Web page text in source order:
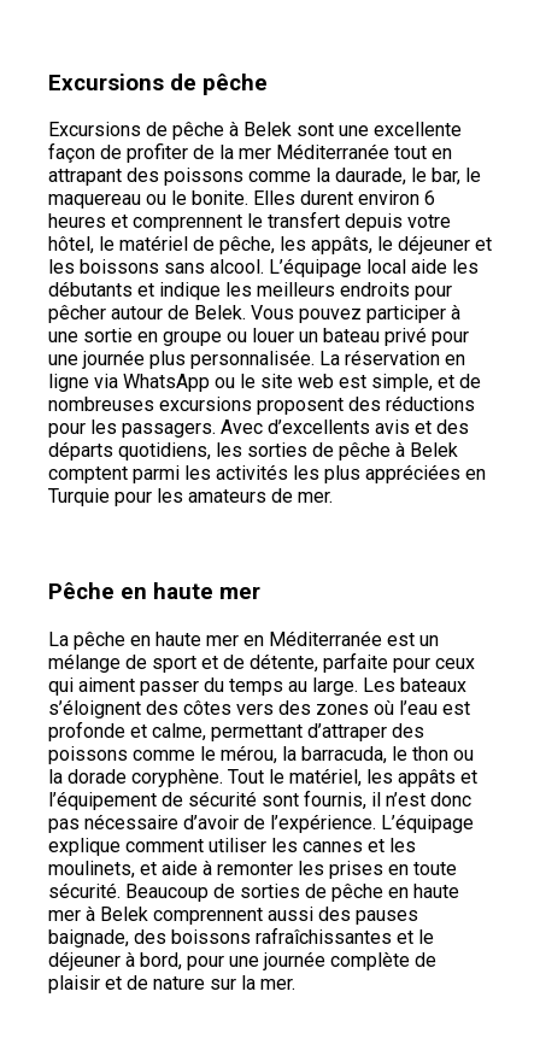
Excursions de pêche
Excursions de pêche à Belek sont une excellente
façon de profiter de la mer Méditerranée tout en
attrapant des poissons comme la daurade, le bar, le
maquereau ou le bonite. Elles durent environ 6
heures et comprennent le transfert depuis votre
hôtel, le matériel de pêche, les appâts, le déjeuner et
les boissons sans alcool. L’équipage local aide les
débutants et indique les meilleurs endroits pour
pêcher autour de Belek. Vous pouvez participer à
une sortie en groupe ou louer un bateau privé pour
une journée plus personnalisée. La réservation en
ligne via WhatsApp ou le site web est simple, et de
nombreuses excursions proposent des réductions
pour les passagers. Avec d’excellents avis et des
départs quotidiens, les sorties de pêche à Belek
comptent parmi les activités les plus appréciées en
Turquie pour les amateurs de mer.
Pêche en haute mer
La pêche en haute mer en Méditerranée est un
mélange de sport et de détente, parfaite pour ceux
qui aiment passer du temps au large. Les bateaux
s’éloignent des côtes vers des zones où l’eau est
profonde et calme, permettant d’attraper des
poissons comme le mérou, la barracuda, le thon ou
la dorade coryphène. Tout le matériel, les appâts et
l’équipement de sécurité sont fournis, il n’est donc
pas nécessaire d’avoir de l’expérience. L’équipage
explique comment utiliser les cannes et les
moulinets, et aide à remonter les prises en toute
sécurité. Beaucoup de sorties de pêche en haute
mer à Belek comprennent aussi des pauses
baignade, des boissons rafraîchissantes et le
déjeuner à bord, pour une journée complète de
plaisir et de nature sur la mer.